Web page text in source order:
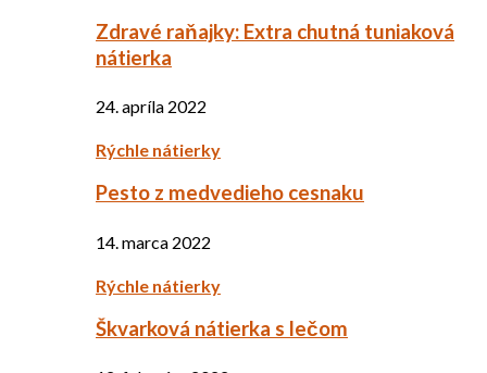
Zdravé raňajky: Extra chutná tuniaková
nátierka
24. apríla 2022
Rýchle nátierky
Pesto z medvedieho cesnaku
14. marca 2022
Rýchle nátierky
Škvarková nátierka s lečom